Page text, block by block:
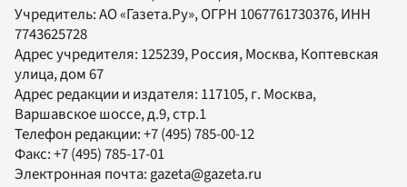
Учредитель:АО «Газета.Ру», ОГРН 1067761730376, ИНН
7743625728
Адрес учредителя: 125239, Россия, Москва, Коптевская
улица, дом 67
Адрес редакции и издателя: 117105, г. Москва,
Варшавское шоссе, д.9, стр.1
Телефон редакции:+7 (495) 785-00-12
Факс:+7 (495) 785-17-01
Электронная почта: gazeta@gazeta.ru